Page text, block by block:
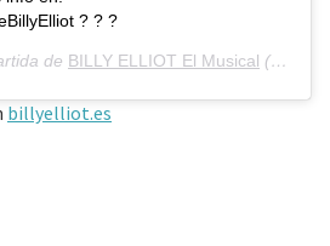
? ? ?
de BILLY ELLIOT El Musical (@billyelliotelmusical) el
billyelliot.es